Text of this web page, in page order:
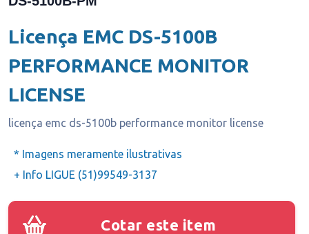
Licença EMC DS-5100B
PERFORMANCE MONITOR
LICENSE
licença emc ds-5100b performance monitor license
* Imagens meramente ilustrativas
+ Info LIGUE (51)99549-3137
Cotar este item